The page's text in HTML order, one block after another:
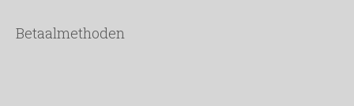
Betaalmethoden